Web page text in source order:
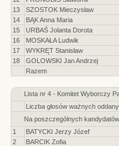
13
SZOSTOK Mieczysław
14
BĄK Anna Maria
15
URBAŚ Jolanta Dorota
16
MOSKAŁA Ludwik
17
WYKRĘT Stanisław
18
GOLOWSKI Jan Andrzej
Razem
Lista nr 4 - Komitet Wyborczy
Liczba głosów ważnych
Na poszczególnych
1
BATYCKI Jerzy Józef
2
BARCIK Zofia